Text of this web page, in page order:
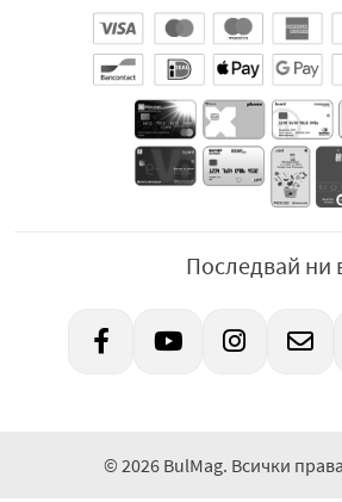
Последвай ни
© 2026 BulMag. Всички